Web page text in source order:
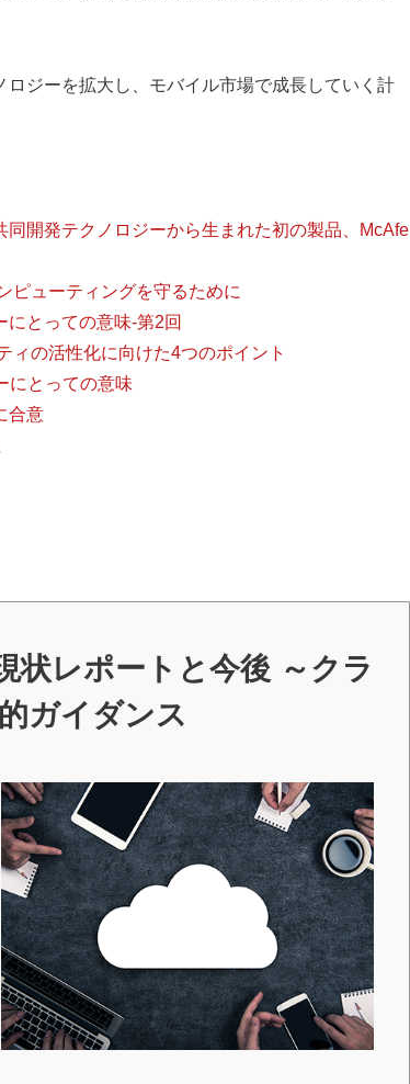
ジーを拡大し、モバイル市場で成長していく計
開発テクノロジーから生まれた初の製品、McAfe
ピューティングを守るために
にとっての意味-第2回
ィの活性化に向けた4つのポイント
にとっての意味
合意
状レポートと今後 ～クラ
ガイダンス